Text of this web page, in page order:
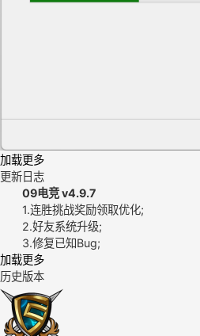
加载更多
更新日志
09电竞 v4.9.7
1.连胜挑战奖励领取优化;
2.好友系统升级;
3.修复已知Bug;
加载更多
历史版本